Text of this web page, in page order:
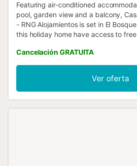
Featuring air-conditioned
pool, garden view and a balcony,
- RNG Alojamientos is set in El
this holiday home have access to
Cancelación GRATUITA
Ver oferta